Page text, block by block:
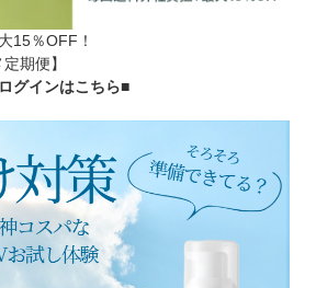
15％OFF！
期便】
グインはこちら■